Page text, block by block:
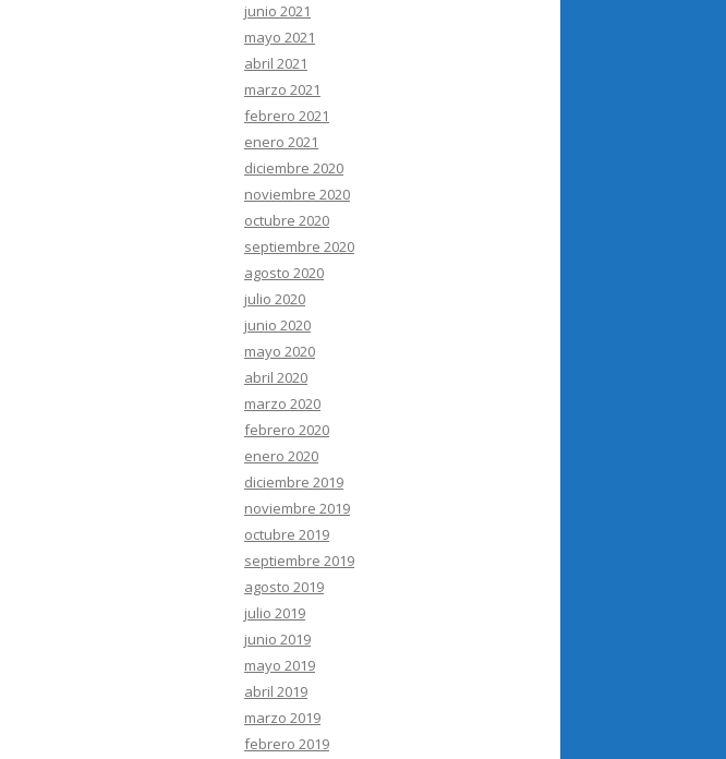
junio 2021
mayo 2021
abril 2021
marzo 2021
febrero 2021
enero 2021
diciembre 2020
noviembre 2020
octubre 2020
septiembre 2020
agosto 2020
julio 2020
junio 2020
mayo 2020
abril 2020
marzo 2020
febrero 2020
enero 2020
diciembre 2019
noviembre 2019
octubre 2019
septiembre 2019
agosto 2019
julio 2019
junio 2019
mayo 2019
abril 2019
marzo 2019
febrero 2019